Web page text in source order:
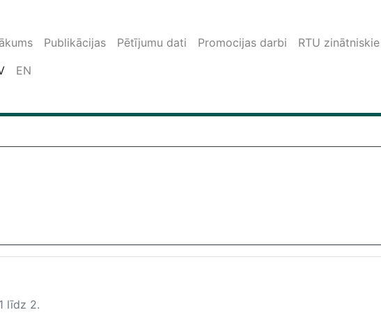
Publikācijas Pētījumu dati Promocijas darbi RTU
EN
līdz 2.